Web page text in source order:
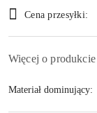
Cena przesyłki:
Więcej o produkcie
Materiał dominujący: